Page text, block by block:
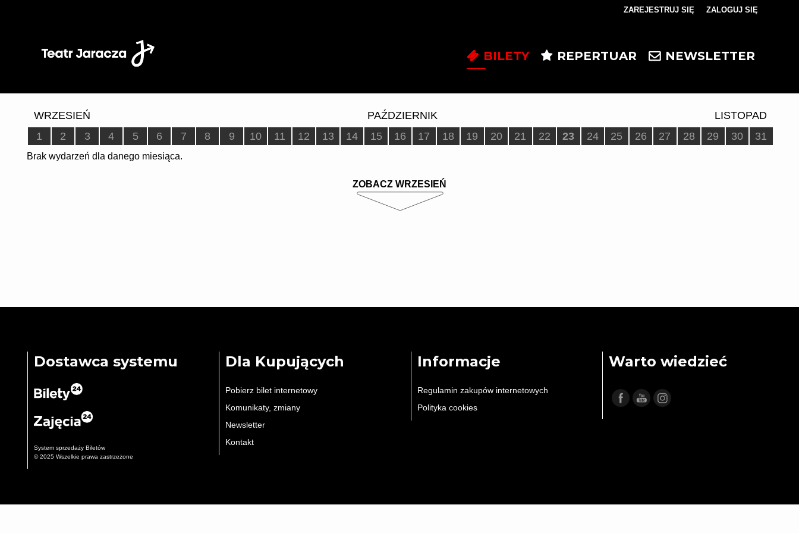
ZAREJESTRUJ SIĘ ZALOGUJ SIĘ
BILETY REPERTUAR NEWSLETTER
WRZESIEŃ PAŹDZIERNIK
LISTOPAD
1
2 3 4 5 6 7 8 9 10 11 12 13 14 15 16 17 18 19 20 21 22 23 24 25 26 27 28 29 30 31
Brak wydarzeń dla danego miesiąca.
ZOBACZ WRZESIEŃ
Dostawca systemu
System sprzedaży Biletów
© 2025 Wszelkie prawa zastrzeżone
Dla Kupujących
Pobierz bilet internetowy
Komunikaty, zmiany
Newsletter
Kontakt
Informacje
Regulamin zakupów internetowych
Polityka cookies
Warto wiedzieć